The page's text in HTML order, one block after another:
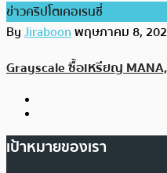
ข่าวคริปโตเคอเรนซี่
ByJiraboonพฤษภาคม 8,
Grayscale ซื้อเหรียญ
เป้าหมายของเรา